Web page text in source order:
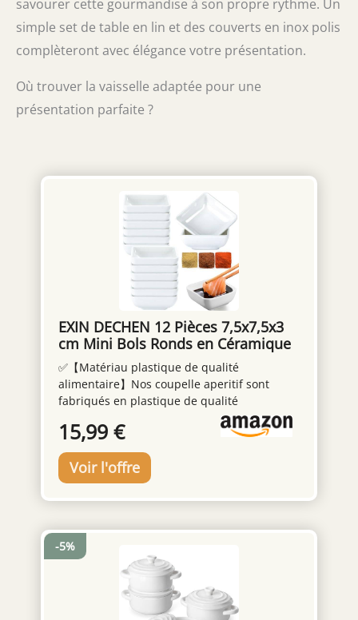
savourer cette gourmandise à son propre rythme. Un
simple set de table en lin et des couverts en inox polis
complèteront avec élégance votre présentation.
Où trouver la vaisselle adaptée pour une
présentation parfaite ?
EXIN DECHEN 12 Pièces 7,5x7,5x3
cm Mini Bols Ronds en Céramique
✅【Matériau plastique de qualité
alimentaire】Nos coupelle aperitif sont
fabriqués en plastique de qualité
alimentaire, entièrement conforme aux
normes d'hygiène, non toxiques, inodores,
durables et sans danger pour entrer en
contact avec les aliments. Vous pouvez les
utiliser en toute sécurité pour contenir des
fruits, des collations, des condiments, des
ajoutant ainsi de la couleur à votre table à
manger. ✅【Emballage et taille】Cet
ensemble de produits contient 12 coupelle
aperitif carrées de 3 pouces. Les dimensions
globales de chaque coupelle aperitif sont de
15,99 €
-5%